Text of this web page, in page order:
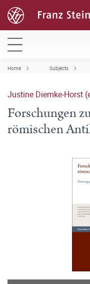
Home Subjects
Justine Diemke-Horst
Forschungen
römischen